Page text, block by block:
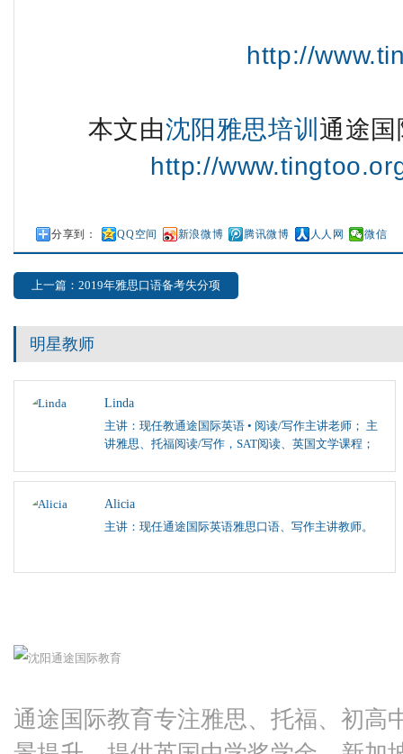
http://
本文由沈阳雅思培训 通途
http://
分享到： QQ空间 新浪微博 腾讯微博 人人网 微信
上一篇：2019年雅思口语备考失分项
明星教师
Linda
主讲：现任教通途国际英语 • 阅读/写作主讲老师； 主
讲雅思、托福阅读/写作，SAT阅读、英国文学课程；
Alicia
主讲：现任通途国际英语雅思口语、写作主讲教师。
通途国际教育专注雅思、托福、初高